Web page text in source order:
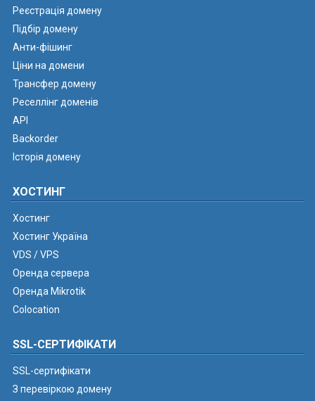
Реєстрація домену
Підбір домену
Анти-фішинг
Ціни на домени
Трансфер домену
Реселлінг доменів
API
Backorder
Історія домену
ХОСТИНГ
Хостинг
Хостинг Україна
VDS / VPS
Оренда сервера
Оренда Mikrotik
Colocation
SSL-СЕРТИФІКАТИ
SSL-сертифікати
З перевіркою домену